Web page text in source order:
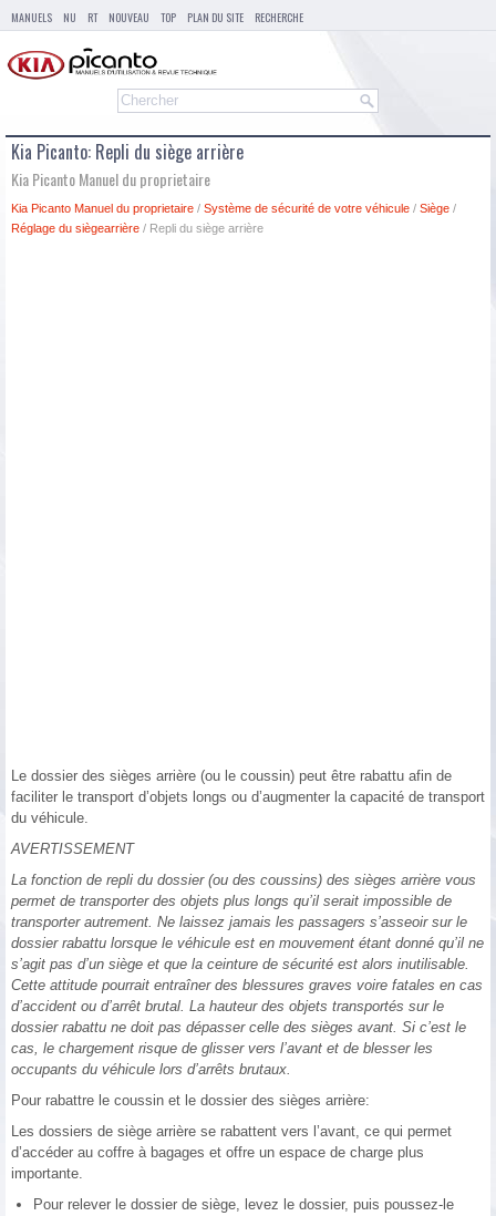
MANUELS NU RT NOUVEAU TOP PLAN DU SITE RECHERCHE
Kia Picanto: Repli du siège arrière
Kia Picanto Manuel du proprietaire
Kia Picanto Manuel du proprietaire / Système de sécurité de votre véhicule / Siège /
Réglage du siègearrière / Repli du siège arrière
Le dossier des sièges arrière (ou le coussin) peut être rabattu afin de
faciliter le transport d’objets longs ou d’augmenter la capacité de transport
du véhicule.
AVERTISSEMENT
La fonction de repli du dossier (ou des coussins) des sièges arrière vous
permet de transporter des objets plus longs qu’il serait impossible de
transporter autrement. Ne laissez jamais les passagers s’asseoir sur le
dossier rabattu lorsque le véhicule est en mouvement étant donné qu’il ne
s’agit pas d’un siège et que la ceinture de sécurité est alors inutilisable.
Cette attitude pourrait entraîner des blessures graves voire fatales en cas
d’accident ou d’arrêt brutal. La hauteur des objets transportés sur le
dossier rabattu ne doit pas dépasser celle des sièges avant. Si c’est le
cas, le chargement risque de glisser vers l’avant et de blesser les
occupants du véhicule lors d’arrêts brutaux.
Pour rabattre le coussin et le dossier des sièges arrière:
Les dossiers de siège arrière se rabattent vers l’avant, ce qui permet
d’accéder au coffre à bagages et offre un espace de charge plus
importante.
Pour relever le dossier de siège, levez le dossier, puis poussez-le